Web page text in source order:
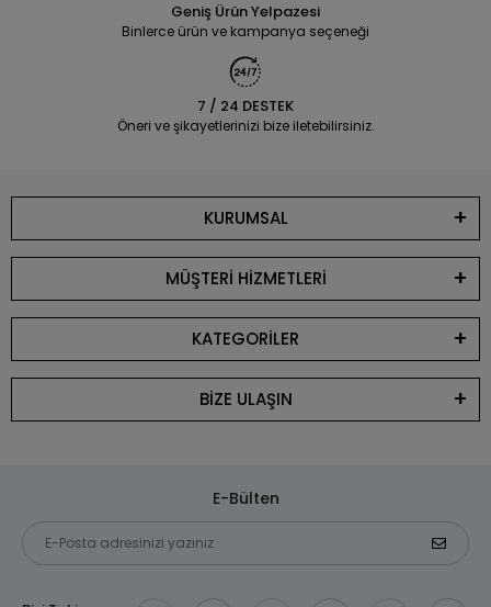
Geniş Ürün Yelpazesi
Binlerce ürün ve kampanya seçeneği
7 / 24 DESTEK
Öneri ve şikayetlerinizi bize iletebilirsiniz.
KURUMSAL
MÜŞTERİ HİZMETLERİ
KATEGORİLER
BİZE ULAŞIN
E-Bülten